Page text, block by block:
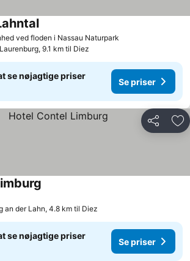
ved floden i Nassau Naturpark
Laurenburg, 9.1 km til Diez
se nøjagtige priser
Se priser
Del
an der Lahn, 4.8 km til Diez
se nøjagtige priser
Se priser